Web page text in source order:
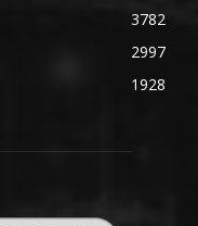
3782
2997
1928